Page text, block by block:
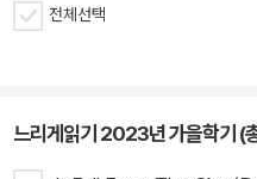
전체선택
느리게읽기 2023년 가을학기 (